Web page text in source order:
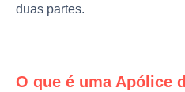
duas partes.
O que é uma Apólice